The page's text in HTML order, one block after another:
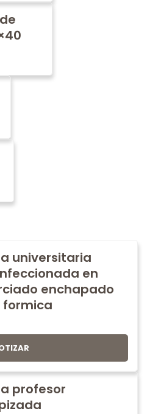
universitaria
en
enchapado
formica
profesor